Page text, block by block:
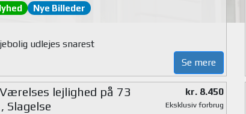
Nye Billeder
udlejes snarest
Se mere
lejlighed på 73
Slagelse
kr. 8.450
Eksklusiv forbrug